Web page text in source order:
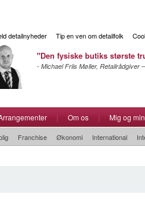
detailnyheder Tip en ven om detailfolk
"Den fysiske butiks største
- Michael Friis Møller, Retailrådgiver
| Om os | Mig og
Franchise Økonomi International